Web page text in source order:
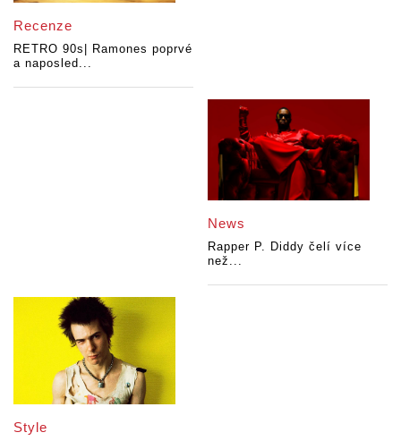
Recenze
RETRO 90s| Ramones poprvé
a naposled...
News
Rapper P. Diddy čelí více
než...
Style